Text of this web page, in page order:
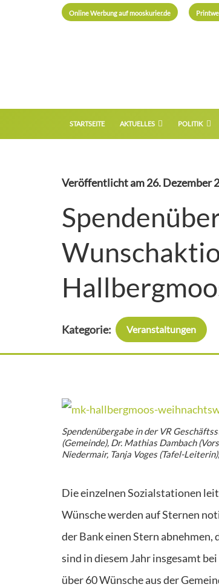
Online Werbung auf mooskurier.de
STARTSEITE AKTUELLES POLITIK
Veröffentlicht am26. Dezember
Kategorie: Veranstaltungen
Spendenübergabe in der VR
(Gemeinde), Dr. Mathias Dambach
Niedermair, Tanja Voges (Tafel-
Die einzelnen Sozialstationen
Wünsche werden auf Sternen
der Bank einen Stern abnehmen,
sind in diesem Jahr insgesamt
über 60 Wünsche aus der